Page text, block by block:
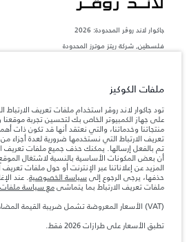
جاكوار لاند روڨر المحدودة: 2026
فلسطين, شركة ريتز موترز المحدودة
والحمولة.
المعلومات والمواصفات والأسعار والألوان المذكورة
آخر، كما أنّها قد تتغير بدون إشعار مسبق. الرجاء التواصل
والتحقق من الأسعار.
ملاحظة مهمة حول الصور والمواصفات. إن النقص
في مواصفات تصميم السيارات وتوفر الخيارات
للغاية، ونتيجة لذلك، قد لا تمثّل الصور المستخدَمة ضمن
بالكامل بالنسبة إلى الميزات والخيارات والحلية
سيتمكّن من تأكيد أي تقييدات حالية معك للسماح لك
الأرقام المقدمة هي نتيجة لاختبارات المصنع الرسمية وفقاً
الأرقام بغرض المقارنة فحسب.‎‎‎
ملفات الكوكيز
تود جاكوار لاند روڤر استخدام ملفات تعريف الارتباط
على جهاز الكمبيوتر الخاص بك لتحسين تجربة موقعنا
منتجاتنا وخدماتنا، والتي نعتقد أنها قد تكون ذات
تعريف الارتباط التي نستخدمها ضرورية لعدة أجزاء
تم بالفعل إرسالها. يمكنك حذف جميع ملفات تعريف
أن بعض المكونات الأساسية بالنسبة لاشتغال
المزيد عن إعلاناتنا عبر الإنترنت أو حول ملفات
حذفها، يرجى الرجوع إلى سياسة الخصوصية. عند
ملفات تعريف الارتباط بما يتماشىمع سياسة ملفات
(VAT) الأسعار المعروضة تشمل ضريبة القيمة المضافة.
تطبق الأسعار على طرازات 2026 فقط.